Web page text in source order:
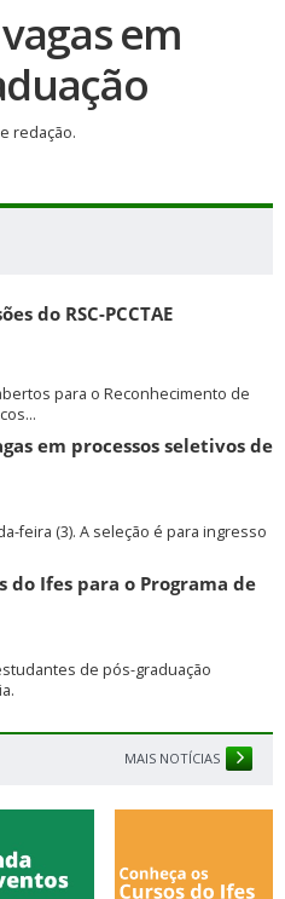
em
redação.
do RSC-PCCTAE
para o Reconhecimento de
em processos seletivos de
feira (3). A seleção é para ingresso
Ifes para o Programa de
de pós-graduação
MAIS NOTÍCIAS